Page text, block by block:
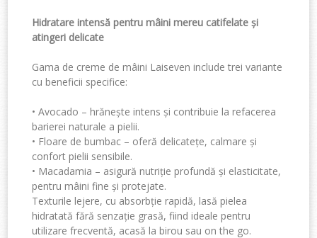
Hidratare intensă pentru mâini mereu catifelate și
atingeri delicate
Gama de creme de mâini Laiseven include trei variante
cu beneficii specifice:
•Avocado – hrănește intens și contribuie la refacerea
barierei naturale a pielii.
• Floare de bumbac – oferă delicatețe, calmare și
confort pielii sensibile.
• Macadamia – asigură nutriție profundă și elasticitate,
pentru mâini fine și protejate.
Texturile lejere, cu absorbție rapidă, lasă pielea
hidratată fără senzație grasă, fiind ideale pentru
utilizare frecventă, acasă la birou sau on the go.